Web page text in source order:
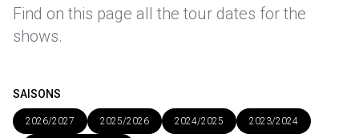
Find on this page all the tour dates for the
shows.
SAISONS
2026/2027 2025/2026 2024/2025 2023/2024